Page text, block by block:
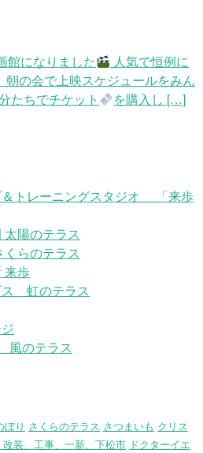
館になりました
人気で恒例に
朝の会で上映スケジュールをみん
たちでチケット
を購入し […]
＆トレーニングスタジオ 「来歩
陽のテラス
らのテラス
来歩
ス 虹のテラス
風のテラス
ぼり さくらのテラス さつまいも クリス
装、工事、一新、下松市 ドクターイエ